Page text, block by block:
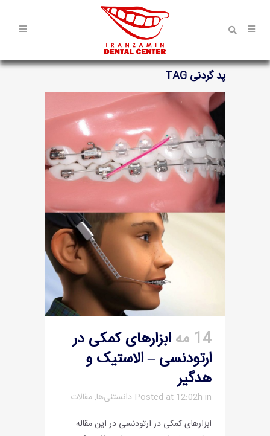
پد گردنی TAG
14 مه
ابزارهای کمکی در
ارتودنسی – الاستیک و
هدگیر
Posted at 12:02h in دانستنی‌ها,مقالات
ابزارهای کمکی در ارتودنسی در این مقاله